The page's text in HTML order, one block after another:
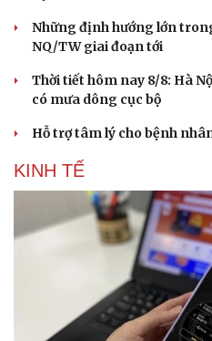
Những định hướng lớn
NQ/TW giai đoạn tới
Thời tiết hôm nay 8/8: Hà
có mưa dông cục bộ
Hỗ trợ tâm lý cho bệnh
KINH TẾ